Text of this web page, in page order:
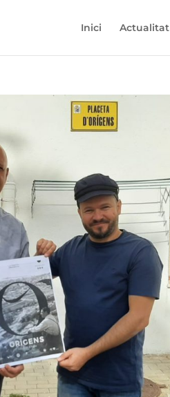
Inici Actualitat